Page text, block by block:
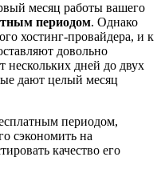
месяц работы вашего
периодом. Однако
хостинг-провайдера, и к
довольно
нескольких дней до двух
дают целый месяц
периодом,
сэкономить на
качество его